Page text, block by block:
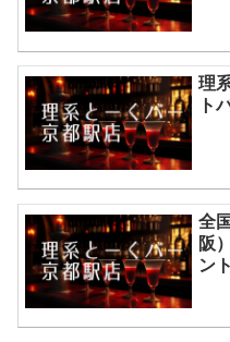
理
ト
全
阪
ン